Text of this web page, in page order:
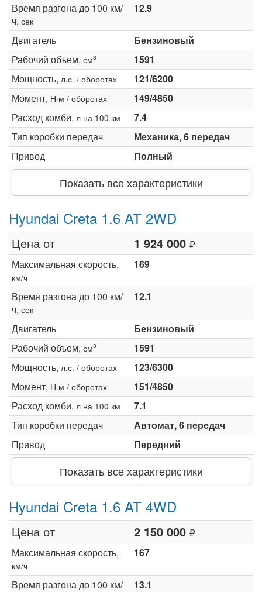
Время разгона до 100 км/
ч, сек
12.9
Двигатель
Бензиновый
Рабочий объем, см3
1591
Мощность, л.с. / оборотах
121/6200
Момент, Н·м / оборотах
149/4850
Расход комби, л на 100 км
7.4
Тип коробки передач
Механика, 6 передач
Привод
Полный
Показать все характеристики
Hyundai Creta 1.6 AT 2WD
Цена от 1 924 000 ₽
Максимальная скорость,
км/ч
169
Время разгона до 100 км/
ч, сек
12.1
Двигатель
Бензиновый
Рабочий объем, см3
1591
Мощность, л.с. / оборотах
123/6300
Момент, Н·м / оборотах
151/4850
Расход комби, л на 100 км
7.1
Тип коробки передач
Автомат, 6 передач
Привод
Передний
Показать все характеристики
Hyundai Creta 1.6 AT 4WD
Цена от 2 150 000 ₽
Максимальная скорость,
км/ч
167
Время разгона до 100 км/
13.1